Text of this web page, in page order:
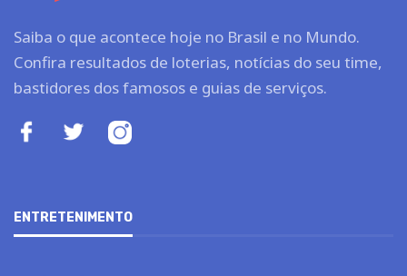
Saiba o que acontece hoje no Brasil e no Mundo.
Confira resultados de loterias, notícias do seu time,
bastidores dos famosos e guias de serviços.
ENTRETENIMENTO